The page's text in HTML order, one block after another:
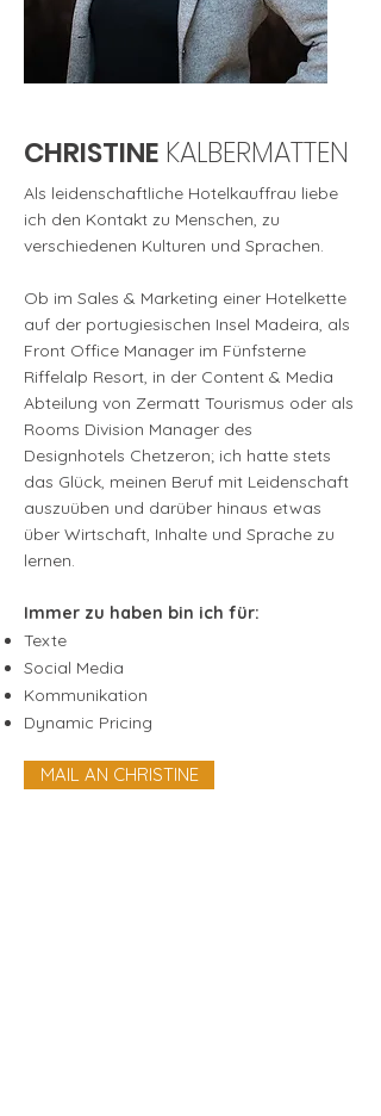
CHRISTINE KALBERMATTEN
Als leidenschaftliche Hotelkauffrau liebe
ich den Kontakt zu Menschen, zu
verschiedenen Kulturen und Sprachen.
Ob im Sales & Marketing einer Hotelkette
auf der portugiesischen Insel Madeira, als
Front Office Manager im Fünfsterne
Riffelalp Resort, in der Content & Media
Abteilung von Zermatt Tourismus oder als
Rooms Division Manager des
Designhotels Chetzeron; ich hatte stets
das Glück, meinen Beruf mit Leidenschaft
auszuüben und darüber hinaus etwas
über Wirtschaft, Inhalte und Sprache zu
lernen.
Immer zu haben bin ich für:​
Texte
Social Media
Kommunikation
Dynamic Pricing
MAIL AN CHRISTINE